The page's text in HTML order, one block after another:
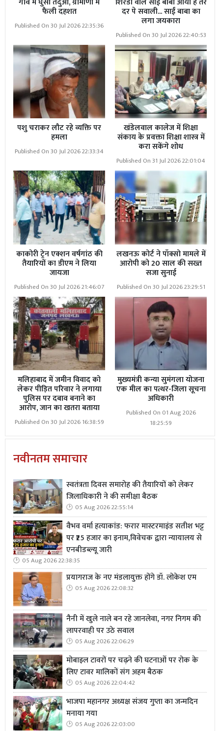
फैली दहशत
Published On 30 Jul 2026 22:35:36
दर पे सवाली... साईं बाबा का
लगा जयकारा
Published On 30 Jul 2026 22:40:53
पशु चराकर लौट रहे व्यक्ति पर
हमला
Published On 30 Jul 2026 22:33:34
खंडेलवाल कालेज में शिक्षा
संकाय के प्रवक्ता शिक्षा शास्त्र में
करा सकेंगे शोध
Published On 31 Jul 2026 22:01:04
काकोरी ट्रेन एक्शन वर्षगांठ की
तैयारियों का डीएम ने लिया
जायजा
Published On 30 Jul 2026 21:46:07
लखनऊ कोर्ट ने पॉक्सो मामले में
आरोपी को 20 साल की सख्त
सजा सुनाई
Published On 30 Jul 2026 23:29:51
मलिहाबाद में जमीन विवाद को
लेकर पीड़ित परिवार ने लगाया
पुलिस पर दबाव बनाने का
आरोप, जान का खतरा बताया
Published On 30 Jul 2026 16:38:59
मुख्यमंत्री कन्या सुमंगला योजना
एक मील का पत्थर-जिला सूचना
अधिकारी
Published On 01 Aug 2026
18:25:59
नवीनतम समाचार
स्वतंत्रता दिवस समारोह की तैयारियों को लेकर
जिलाधिकारी ने की समीक्षा बैठक
05 Aug 2026 22:55:14
वैभव वर्मा हत्याकांड: फरार मास्टरमाइंड सतीश भट्ट
पर ₹25 हजार का इनाम,विवेचक द्वारा न्यायालय से
एनबीडब्ल्यू जारी
05 Aug 2026 22:38:35
प्रयागराज के नए मंडलायुक्त होंगे डॉ. लोकेश एम
05 Aug 2026 22:08:32
नैनी में खुले नाले बन रहे जानलेवा, नगर निगम की
लापरवाही पर उठे सवाल
05 Aug 2026 22:06:29
मोबाइल टावरों पर चढ़ने की घटनाओं पर रोक के
लिए टावर मालिकों संग अहम बैठक
05 Aug 2026 22:04:42
भाजपा महानगर अध्यक्ष संजय गुप्ता का जन्मदिन
मनाया गया
05 Aug 2026 22:03:00